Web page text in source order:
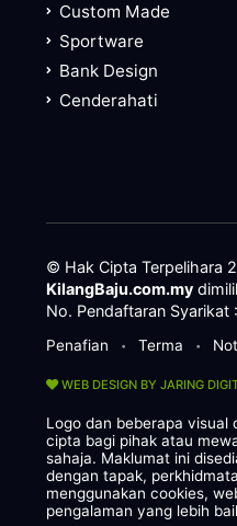
Custom Made
Sportware
Bank Design
Cenderahati
© Hak Cipta Terpelihara
KilangBaju.com.my
No. Pendaftaran Syarikat
Penafian • Terma •
WEB DESIGN BY JARING
Logo dan beberapa visual
cipta bagi pihak atau
sahaja. Maklumat ini
dengan tapak,
menggunakan cookies,
pengalaman yang lebih